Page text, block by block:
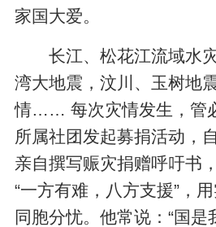
家国大爱。
长江、松花江流域水灾
湾大地震，汶川、玉树地
情…… 每次灾情发生，管
所属社团发起募捐活动，
亲自撰写赈灾捐赠呼吁书
“一方有难，八方支援”，
同胞分忧。他常说：“国